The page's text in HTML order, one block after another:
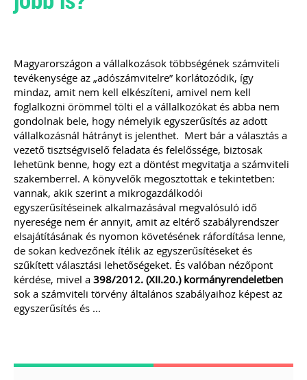
valamennyi olyan könyvelőirodának
ajánljuk e kiadványt, aki úgy gondolja,
számos érdekes, egyedi eset során
komoly kutakodás után lehet csak a
helyes számviteli/adózási elszámolást
megtalálni.
Ízelítő a kiadvány tartalmából:
Külföldi előlegszámla árfolyama
Bérelt személygépkocsival kapcsolatos
áfa-levonási szabályok: bérleti díj,
üzemanyag, karbantartás, valamint a
bírság könyvelése
Osztalék kifizetése ingatlan átadásával
Fuvarozó vállalkozás esetén
alkalmazandó munkaidőkeretre
vonatkozó szabályok
Végelszámolásból kényszertörlés –
bevallási és beszámolási
Magyarországon a vállalkozások többségének számviteli
tevékenysége az „adószámvitelre” korlátozódik, így
mindaz, amit nem kell elkészíteni, amivel nem kell
foglalkozni örömmel tölti el a vállalkozókat és abba nem
gondolnak bele, hogy némelyik egyszerűsítés az adott
vállalkozásnál hátrányt is jelenthet. Mert bár a választás a
vezető tisztségviselő feladata és felelőssége, biztosak
lehetünk benne, hogy ezt a döntést megvitatja a számviteli
szakemberrel. A könyvelők megosztottak e tekintetben:
vannak, akik szerint a mikrogazdálkodói
egyszerűsítéseinek alkalmazásával megvalósuló idő
nyeresége nem ér annyit, amit az eltérő szabályrendszer
elsajátításának és nyomon követésének ráfordítása lenne,
de sokan kedvezőnek ítélik az egyszerűsítéseket és
szűkített választási lehetőségeket. És valóban nézőpont
kérdése, mivel a 398/2012. (XII.20.) kormányrendeletben
sok a számviteli törvény általános szabályaihoz képest az
egyszerűsítés és ...